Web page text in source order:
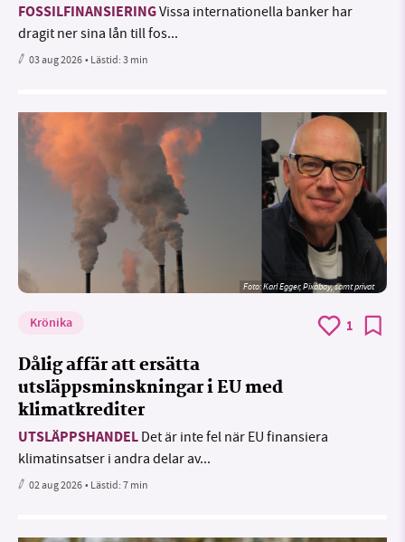
FOSSILFINANSIERINGVissa internationella banker har
dragit ner sina lån till fos...
03 aug 2026• Lästid:3 min
Foto:Karl Egger, Pixabay, samt privat
Krönika 1
Dålig affär att ersätta
utsläppsminskningar i EU med
klimatkrediter
UTSLÄPPSHANDEL Det är inte fel när EU finansiera
klimatinsatser i andra delar av...
02 aug 2026• Lästid:7 min